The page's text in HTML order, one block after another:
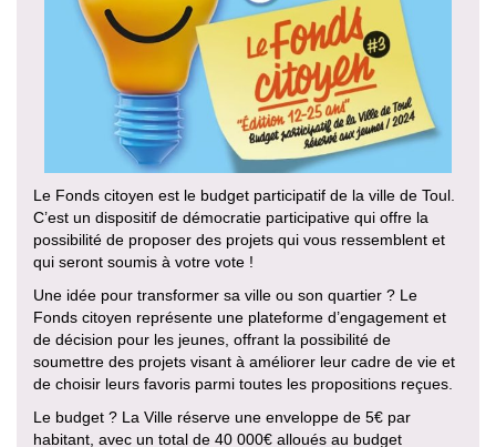
Le Fonds citoyen est le budget participatif de la ville de Toul.
C’est un dispositif de démocratie participative qui offre la
possibilité de proposer des projets qui vous ressemblent et
qui seront soumis à votre vote !
Une idée pour transformer sa ville ou son quartier ? Le
Fonds citoyen représente une plateforme d’engagement et
de décision pour les jeunes, offrant la possibilité de
soumettre des projets visant à améliorer leur cadre de vie et
de choisir leurs favoris parmi toutes les propositions reçues.
Le budget ? La Ville réserve une enveloppe de 5€ par
habitant, avec un total de 40 000€ alloués au budget